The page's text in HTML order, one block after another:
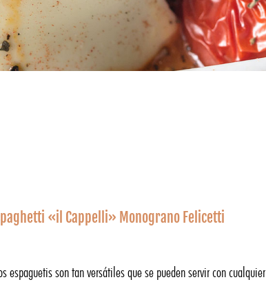
«il Cappelli» Monograno Felicetti
espaguetis son tan versátiles que se pueden servir con cualquier